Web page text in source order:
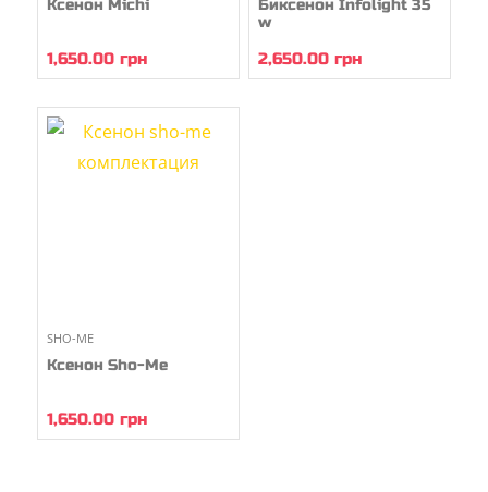
Ксенон Michi
1,650.00 грн
Биксенон Infolight 35
w
2,650.00 грн
SHO-ME
Ксенон Sho-Me
1,650.00 грн